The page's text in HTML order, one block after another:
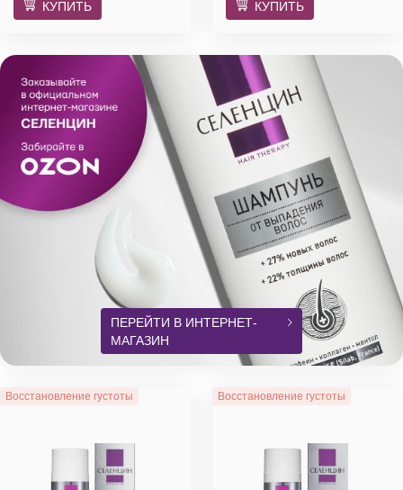
КУПИТЬ КУПИТЬ
ПЕРЕЙТИ В ИНТЕРНЕТ-
МАГАЗИН
Восстановление густоты Восстановление густоты